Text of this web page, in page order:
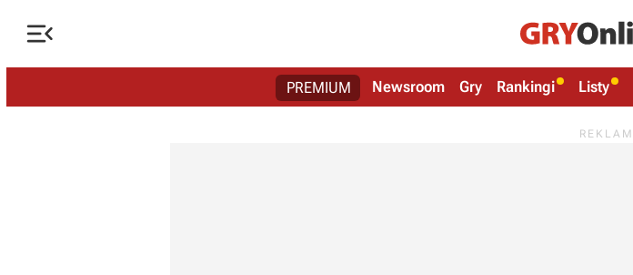

PREMIUM Newsroom Gry Rankingi Listy